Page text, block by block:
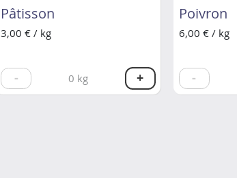
Pâtisson
3,00 € / kg
- 0 kg +
Poivron
6,00 € / kg
-